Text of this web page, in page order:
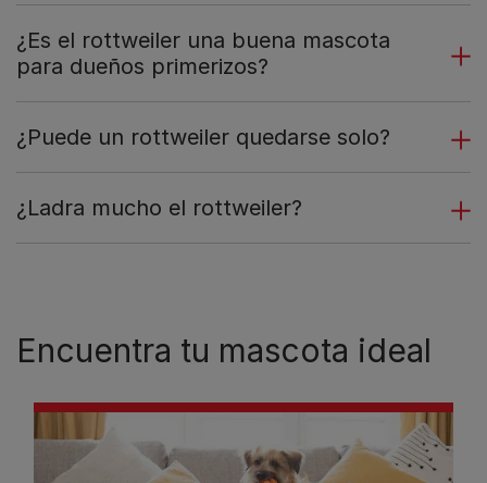
¿Es el rottweiler una buena mascota
para dueños primerizos?
¿Puede un rottweiler quedarse solo?
¿Ladra mucho el rottweiler?
Encuentra tu mascota ideal